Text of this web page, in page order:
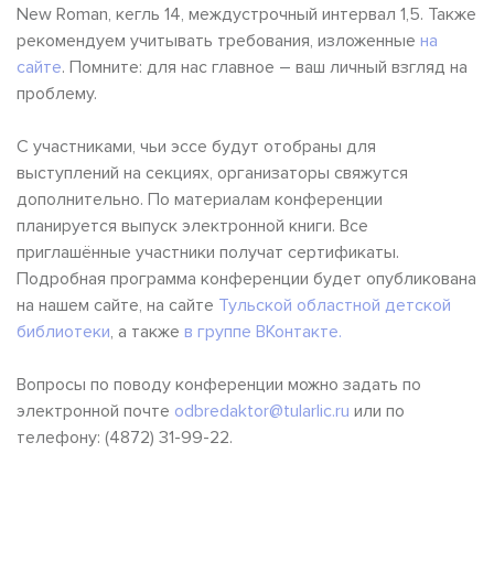
New Roman, кегль 14, междустрочный интервал 1,5. Также
рекомендуем учитывать требования, изложенные на
сайте. Помните: для нас главное – ваш личный взгляд на
проблему.
С участниками, чьи эссе будут отобраны для
выступлений на секциях, организаторы свяжутся
дополнительно. По материалам конференции
планируется выпуск электронной книги. Все
приглашённые участники получат сертификаты.
Подробная программа конференции будет опубликована
на нашем сайте, на сайте Тульской областной детской
библиотеки, а также в группе ВКонтакте.
Вопросы по поводу конференции можно задать по
электронной почте odbredaktor@tularlic.ru или по
телефону: (4872) 31-99-22.